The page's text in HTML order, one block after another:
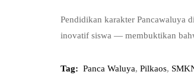
Pendidikan karakter Pancawaluya
inovatif siswa — membuktikan
Tag: Panca Waluya, Pilkaos,